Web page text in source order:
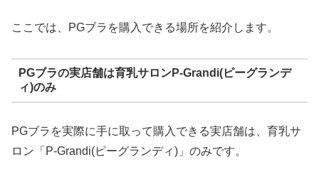
ここでは、PGブラを購入できる場所を紹介します。
PGブラの実店舗は育乳サロンP-Grandi(ピーグランデ
ィ)のみ
PGブラを実際に手に取って購入できる実店舗は、育乳サ
ロン「P-Grandi(ピーグランディ)」のみです。